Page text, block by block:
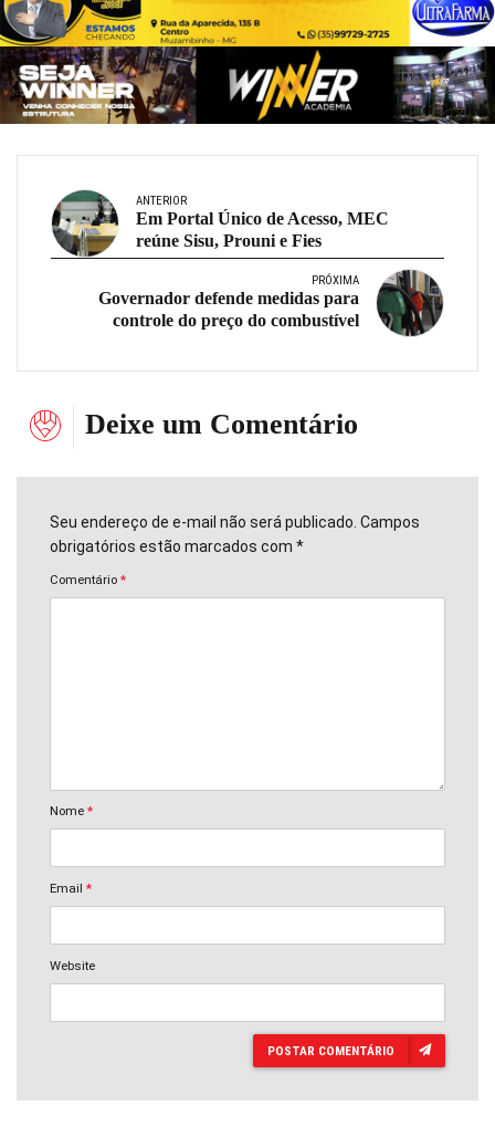
ANTERIOR
Em Portal Único de Acesso, MEC
reúne Sisu, Prouni e Fies
PRÓXIMA
Governador defende medidas para
controle do preço do combustível
Deixe um Comentário
Seu endereço de e-mail não será publicado. Campos
obrigatórios estão marcados com *
Comentário *
Nome *
Email *
Website
POSTAR COMENTÁRIO